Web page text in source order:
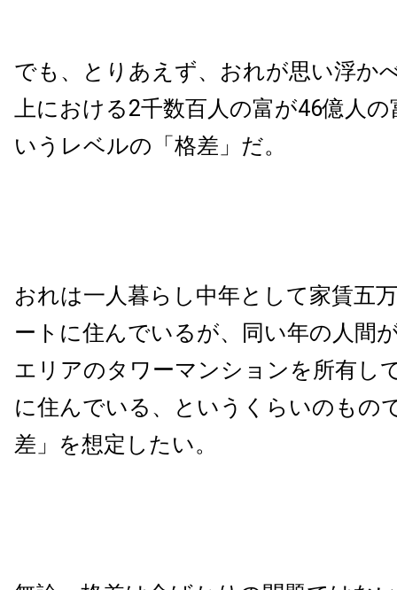
でも、とりあえず、おれが思い浮か
上における2千数百人の富が46億人
いうレベルの「格差」だ。
おれは一人暮らし中年として家賃五
ートに住んでいるが、同い年の人間
エリアのタワーマンションを所有し
に住んでいる、というくらいのもの
差」を想定したい。